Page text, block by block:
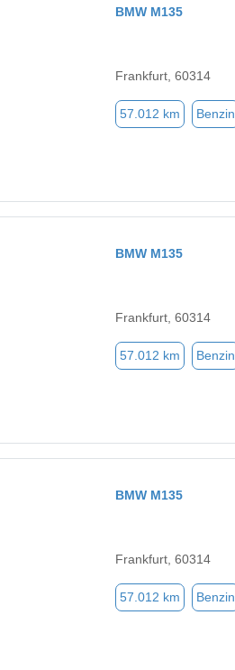
BMW M135
Frankfurt, 60314
57.012 km Benzin
BMW M135
Frankfurt, 60314
57.012 km Benzin
BMW M135
Frankfurt, 60314
57.012 km Benzin